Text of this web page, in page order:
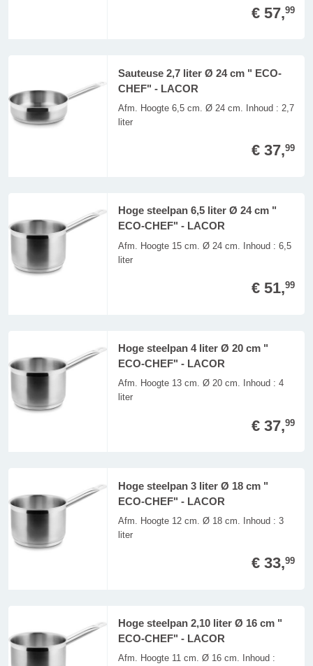
€ 57,99
Sauteuse 2,7 liter Ø 24 cm " ECO-
CHEF" - LACOR
Afm. Hoogte 6,5 cm. Ø 24 cm. Inhoud : 2,7
liter
€ 37,99
Hoge steelpan 6,5 liter Ø 24 cm "
ECO-CHEF" - LACOR
Afm. Hoogte 15 cm. Ø 24 cm. Inhoud : 6,5
liter
€ 51,99
Hoge steelpan 4 liter Ø 20 cm "
ECO-CHEF" - LACOR
Afm. Hoogte 13 cm. Ø 20 cm. Inhoud : 4
liter
€ 37,99
Hoge steelpan 3 liter Ø 18 cm "
ECO-CHEF" - LACOR
Afm. Hoogte 12 cm. Ø 18 cm. Inhoud : 3
liter
€ 33,99
Hoge steelpan 2,10 liter Ø 16 cm "
ECO-CHEF" - LACOR
Afm. Hoogte 11 cm. Ø 16 cm. Inhoud :